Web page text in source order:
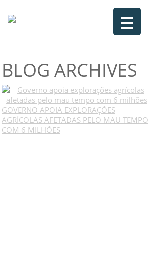
BLOG ARCHIVES
GOVERNO APOIA EXPLORAÇÕES
AGRÍCOLAS AFETADAS PELO MAU TEMPO
COM 6 MILHÕES